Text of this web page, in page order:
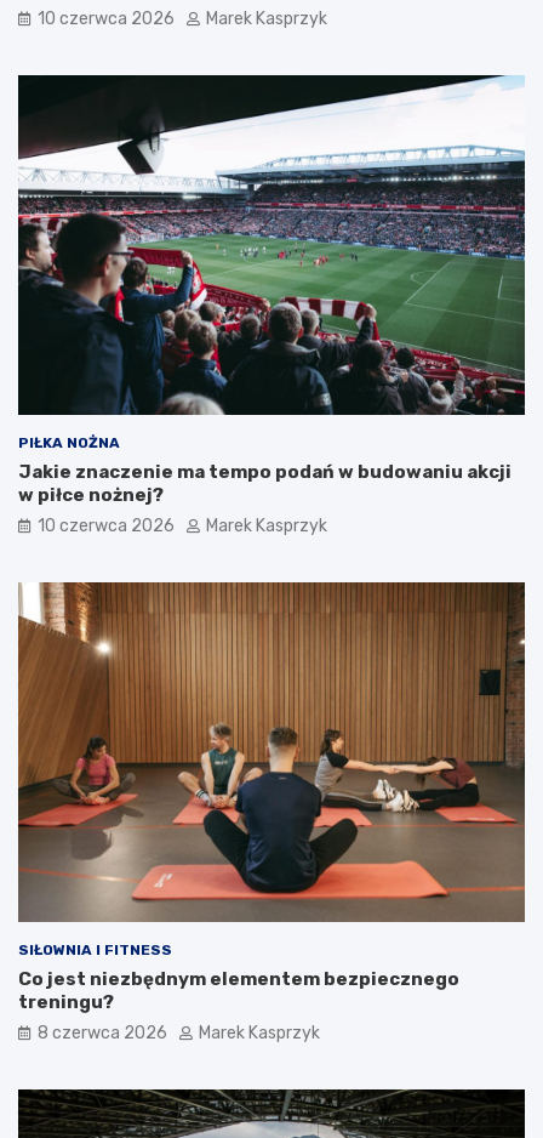
10 czerwca 2026 Marek Kasprzyk
PIŁKA NOŻNA
Jakie znaczenie ma tempo podań w budowaniu akcji
w piłce nożnej?
10 czerwca 2026 Marek Kasprzyk
SIŁOWNIA I FITNESS
Co jest niezbędnym elementem bezpiecznego
treningu?
8 czerwca 2026 Marek Kasprzyk